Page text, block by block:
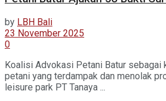
by LBH Bali
23 November 2025
0
Koalisi Advokasi Petani Batur sebagai
petani yang terdampak dan menolak
leisure park PT Tanaya ...